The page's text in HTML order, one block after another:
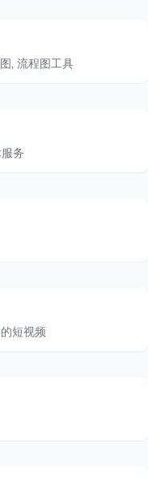
, 流程图工具
务
短视频